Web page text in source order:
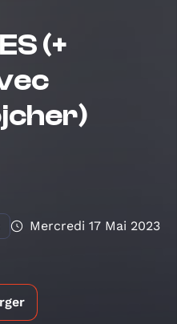
(+
Mercredi 17 Mai 2023